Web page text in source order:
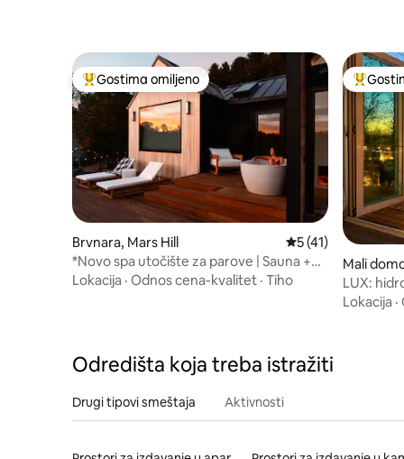
Najuspešniji među gostima omiljenim
Gostima omiljeno
Brvnara, Mars Hill Prosečna ocena 5
5 (41)
*Novo spa utočište za parove | Sauna +
vanjska kada
Lokacija · Odnos cena-kvalitet · Tiho
Mali
LUX:
vrhu,
Lokacija ·
Odredišta koja treba istražiti
Drugi tipovi smeštaja Aktivnosti